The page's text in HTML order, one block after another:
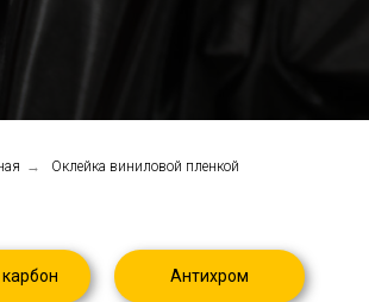
→ Оклейка виниловой пленкой
Антихром